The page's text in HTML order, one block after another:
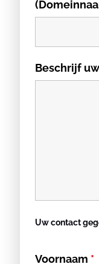
Beschrijf
Uw contact
Voornaam *